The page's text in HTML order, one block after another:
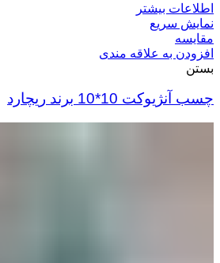
اطلاعات بیشتر
نمایش سریع
مقایسه
افزودن به علاقه مندی
بستن
چسب آنژیوکت 10*10 برند ریچارد